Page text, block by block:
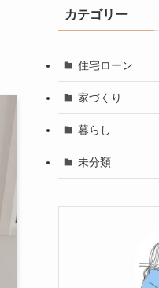
カテゴリー
住宅ローン
家づくり
暮らし
未分類